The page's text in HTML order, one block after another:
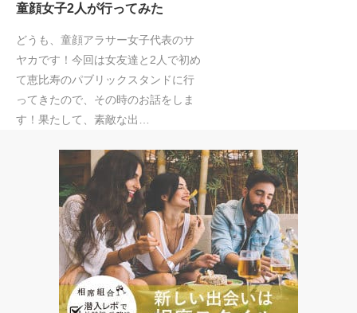
童顔女子2人が行ってみた
どうも、童顔アラサー女子代表のサ
ヤカです！今回は女友達と2人で初め
て恵比寿のパブリックスタンドに行
ってきたので、その時のお話をしま
す！果たして、素敵な出…